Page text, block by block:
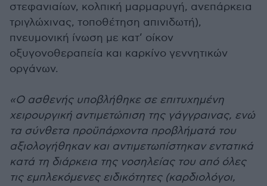
στεφανιαίων, κολπική μαρμαρυγή, ανεπάρκεια
τριγλώχινας, τοποθέτηση απινιδωτή),
πνευμονική ίνωση με κατ’ οίκον
οξυγονοθεραπεία και καρκίνο γεννητικών
οργάνων.
«Ο ασθενής υποβλήθηκε σε επιτυχημένη
χειρουργική αντιμετώπιση της γάγγραινας, ενώ
τα σύνθετα προϋπάρχοντα προβλήματά του
αξιολογήθηκαν και αντιμετωπίστηκαν εντατικά
κατά τη διάρκεια της νοσηλείας του από όλες
τις εμπλεκόμενες ειδικότητες (καρδιολόγοι,